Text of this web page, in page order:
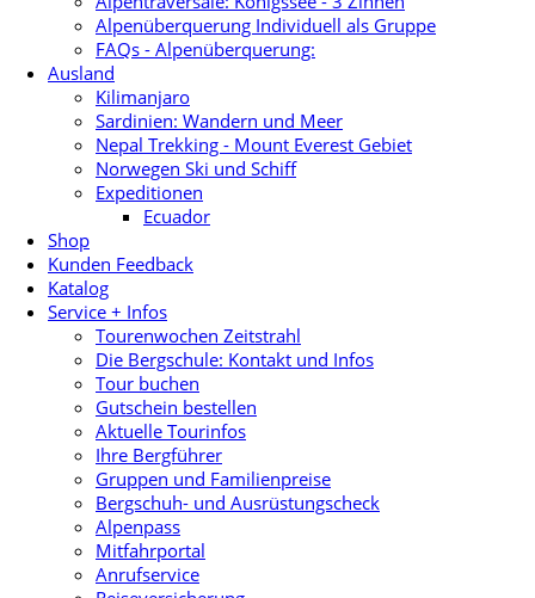
Alpenüberquerung Individuell als Gruppe
FAQs - Alpenüberquerung:
Ausland
Kilimanjaro
Sardinien: Wandern und Meer
Nepal Trekking - Mount Everest Gebiet
Norwegen Ski und Schiff
Expeditionen
Ecuador
Shop
Kunden Feedback
Katalog
Service + Infos
Tourenwochen Zeitstrahl
Die Bergschule: Kontakt und Infos
Tour buchen
Gutschein bestellen
Aktuelle Tourinfos
Ihre Bergführer
Gruppen und Familienpreise
Bergschuh- und Ausrüstungscheck
Alpenpass
Mitfahrportal
Anrufservice